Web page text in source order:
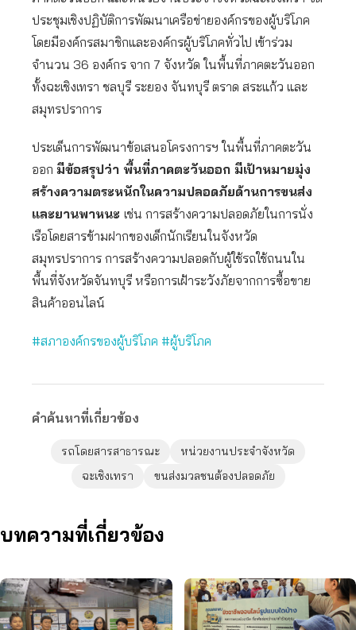
ประชุมเชิงปฏิบัติการพัฒนาเครือข่ายองค์กรของผู้บริโภค
โดยมีองค์กรสมาชิกและองค์กรผู้บริโภคทั่วไป เข้าร่วม
จำนวน 36 องค์กร จาก 7 จังหวัด ในพื้นที่ภาคตะวันออก
ทั้งฉะเชิงเทรา ชลบุรี ระยอง จันทบุรี ตราด สระแก้ว และ
สมุทรปราการ
ประเด็นการพัฒนาข้อเสนอโครงการฯ ในพื้นที่ภาคตะวัน
ออก มีข้อสรุปว่า พื้นที่ภาคตะวันออก มีเป้าหมายมุ่ง
สร้างความตระหนักในความปลอดภัยด้านการขนส่ง
และยานพาหนะ เช่น การสร้างความปลอดภัยในการนั่ง
เรือโดยสารข้ามฝากของเด็กนักเรียนในจังหวัด
สมุทรปราการ การสร้างความปลอดกับผู้ใช้รถใช้ถนนใน
พื้นที่จังหวัดจันทบุรี หรือการเฝ้าระวังภัยจากการซื้อขาย
สินค้าออนไลน์
#สภาองค์กรของผู้บริโภค #ผู้บริโภค
คำค้นหาที่เกี่ยวข้อง
รถโดยสารสาธารณะ
หน่วยงานประจำจังหวัด
ฉะเชิงเทรา
ขนส่งมวลชนต้องปลอดภัย
บทความที่เกี่ยวข้อง